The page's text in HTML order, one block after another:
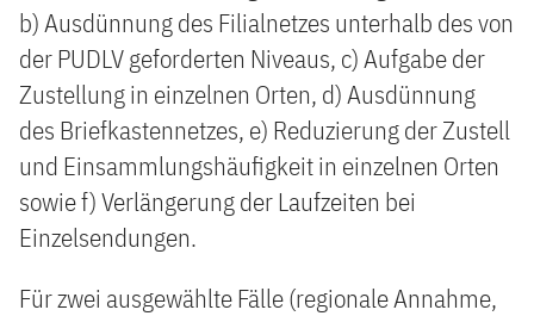
b) Ausdünnung des Filialnetzes unterhalb des von
der PUDLV geforderten Niveaus, c) Aufgabe der
Zustellung in einzelnen Orten, d) Ausdünnung
des Briefkastennetzes, e) Reduzierung der Zustell
und Einsammlungshäufigkeit in einzelnen Orten
sowie f) Verlängerung der Laufzeiten bei
Einzelsendungen.
Für zwei ausgewählte Fälle (regionale Annahme,